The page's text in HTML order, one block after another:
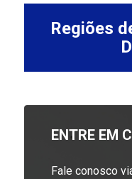
Regiões
ENTRE EM
Fale conosco